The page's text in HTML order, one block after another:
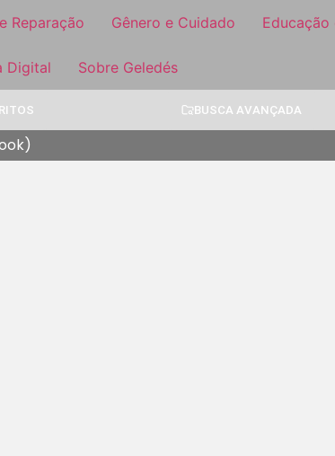
Reparação Gênero e Cuidado Educação
Digital Sobre Geledés
BUSCA AVANÇADA